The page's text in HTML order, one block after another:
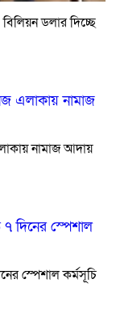
ডলার দিচ্ছে
নামাজ আদায়
স্পেশাল কর্মসূচি